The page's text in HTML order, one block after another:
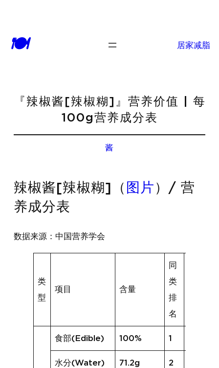
🍽 居家减脂
『辣椒酱[辣椒糊]』营养价值 | 每
100g营养成分表
酱
辣椒酱[辣椒糊]（ 图片 ）/ 营
养成分表
数据来源：中国营养学会
类
型
项目 含量
同
类
排
名
食部(Edible) 100% 1
水分(Water) 71.2g 2